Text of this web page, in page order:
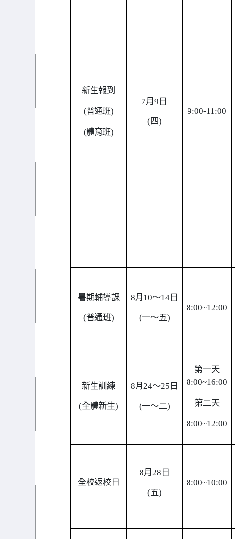
新生報到
(普通班)
(體育班)
7月9日
(四)
9:00-11:00
暑期輔導課
(普通班)
8月10～14日
(一～五)
8:00~12:00
新生訓練
(全體新生)
8月24～25日
(一～二)
第一天
8:00~16:00
第二天
8:00~12:00
全校返校日
8月28日
(五)
8:00~10:00